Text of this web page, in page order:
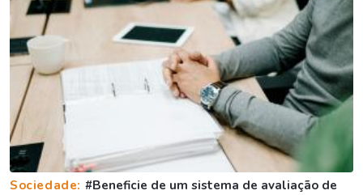
Sociedade: #Beneficie de um sistema de avaliação de